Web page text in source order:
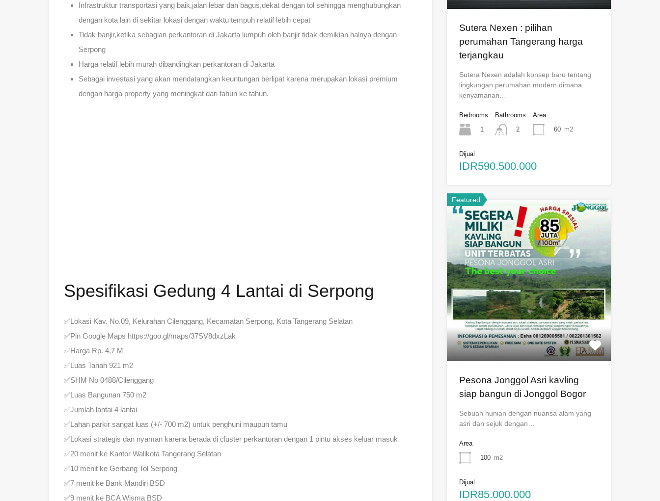
Infrastruktur transportasi yang baik,jalan lebar dan bagus,dekat dengan tol sehingga menghubungkan
dengan kota lain di sekitar lokasi dengan waktu tempuh relatif lebih cepat
Tidak banjir,ketika sebagian perkantoran di Jakarta lumpuh oleh banjir tidak demikian halnya dengan
Serpong
Harga relatif lebih murah dibandingkan perkantoran di Jakarta
Sebagai investasi yang akan mendatangkan keuntungan berlipat karena merupakan lokasi premium
dengan harga property yang meningkat dari tahun ke tahun.
Spesifikasi Gedung 4 Lantai di Serpong
✅Lokasi Kav. No.09, Kelurahan Cilenggang, Kecamatan Serpong, Kota Tangerang Selatan
✅Pin Google Maps https://goo.gl/maps/37SV8dxzLak
✅Harga Rp. 4,7 M
✅Luas Tanah 921 m2
✅SHM No 0488/Cilenggang
✅Luas Bangunan 750 m2
✅Jumlah lantai 4 lantai
✅Lahan parkir sangat luas (+/- 700 m2) untuk penghuni maupun tamu
✅Lokasi strategis dan nyaman karena berada di cluster perkantoran dengan 1 pintu akses keluar masuk
✅20 menit ke Kantor Walikota Tangerang Selatan
✅10 menit ke Gerbang Tol Serpong
✅7 menit ke Bank Mandiri BSD
✅9 menit ke BCA Wisma BSD
Sutera Nexen : pilihan
perumahan Tangerang harga
terjangkau
Sutera Nexen adalah konsep baru tentang
lingkungan perumahan modern,dimana
kenyamanan…
Bedrooms
1
Bathrooms
2
Area
60 m2
Dijual
IDR590.500.000
Featured
Pesona Jonggol Asri kavling
siap bangun di Jonggol Bogor
Sebuah hunian dengan nuansa alam yang
asri dan sejuk dengan…
Area
100 m2
Dijual
IDR85.000.000